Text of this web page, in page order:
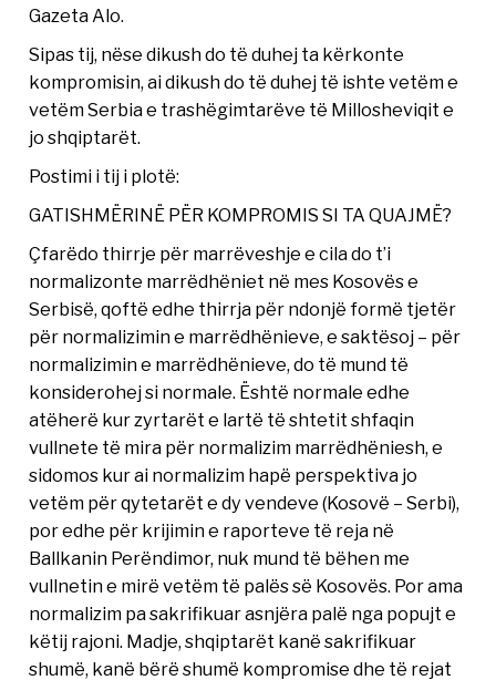
Gazeta Alo.
Sipas tij, nëse dikush do të duhej ta kërkonte
kompromisin, ai dikush do të duhej të ishte vetëm e
vetëm Serbia e trashëgimtarëve të Millosheviqit e
jo shqiptarët.
Postimi i tij i plotë:
GATISHMËRINË PËR KOMPROMIS SI TA QUAJMË?
Çfarëdo thirrje për marrëveshje e cila do t’i
normalizonte marrëdhëniet në mes Kosovës e
Serbisë, qoftë edhe thirrja për ndonjë formë tjetër
për normalizimin e marrëdhënieve, e saktësoj – për
normalizimin e marrëdhënieve, do të mund të
konsiderohej si normale. Është normale edhe
atëherë kur zyrtarët e lartë të shtetit shfaqin
vullnete të mira për normalizim marrëdhëniesh, e
sidomos kur ai normalizim hapë perspektiva jo
vetëm për qytetarët e dy vendeve (Kosovë – Serbi),
por edhe për krijimin e raporteve të reja në
Ballkanin Perëndimor, nuk mund të bëhen me
vullnetin e mirë vetëm të palës së Kosovës. Por ama
normalizim pa sakrifikuar asnjëra palë nga popujt e
këtij rajoni. Madje, shqiptarët kanë sakrifikuar
shumë, kanë bërë shumë kompromise dhe të rejat